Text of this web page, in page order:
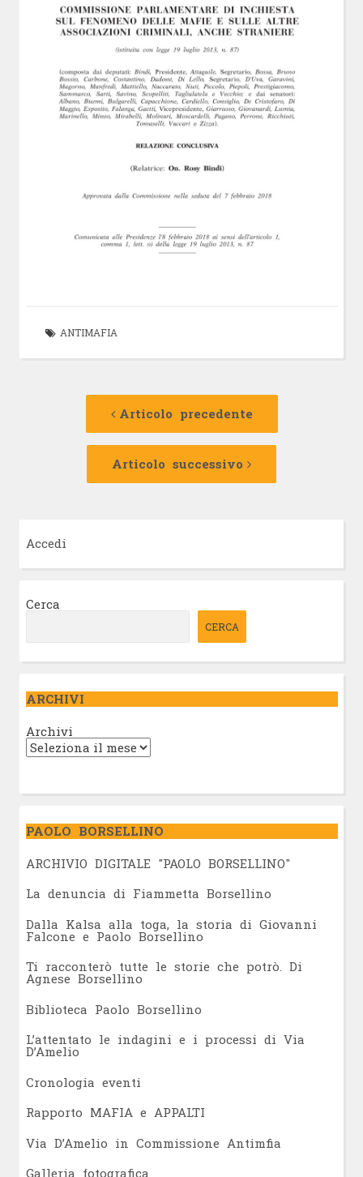
ANTIMAFIA
Navigazione
Articolo precedente
Articolo
Articolo successivo
Articolo
Accedi
Cerca
CERCA
ARCHIVI
Archivi
PAOLO BORSELLINO
ARCHIVIO DIGITALE "PAOLO BORSELLINO"
La denuncia di Fiammetta Borsellino
Dalla Kalsa alla toga, la storia di Giovanni
Falcone e Paolo Borsellino
Ti racconterò tutte le storie che potrò. Di
Agnese Borsellino
Biblioteca Paolo Borsellino
L’attentato le indagini e i processi di Via
D’Amelio
Cronologia eventi
Rapporto MAFIA e APPALTI
Via D’Amelio in Commissione Antimfia
Galleria fotografica